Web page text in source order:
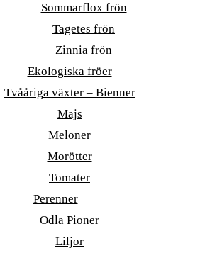
Sommarflox frön
Tagetes frön
Zinnia frön
Ekologiska fröer
Tvååriga växter – Bienner
Majs
Meloner
Morötter
Tomater
Perenner
Odla Pioner
Liljor